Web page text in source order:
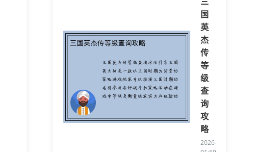
国
英
杰
传
等
级
查
询
攻
略
2026-04-16